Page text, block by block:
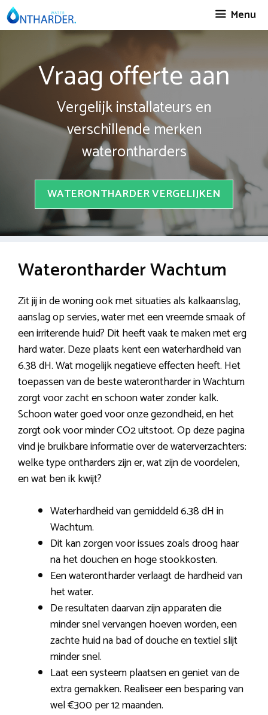
Spring
naar
Menu
Vraag offerte aan
Vergelijk installateurs en
verschillende merken
waterontharders
WATERONTHARDER VERGELIJKEN
Waterontharder Wachtum
Zit jij in de woning ook met situaties als kalkaanslag,
aanslag op servies, water met een vreemde smaak of
een irriterende huid? Dit heeft vaak te maken met erg
hard water. Deze plaats kent een waterhardheid van
6.38 dH. Wat mogelijk negatieve effecten heeft. Het
toepassen van de beste waterontharder in Wachtum
zorgt voor zacht en schoon water zonder kalk.
Schoon water goed voor onze gezondheid, en het
zorgt ook voor minder CO2 uitstoot. Op deze pagina
vind je bruikbare informatie over de waterverzachters:
welke type ontharders zijn er, wat zijn de voordelen,
en wat ben ik kwijt?
Waterhardheid van gemiddeld 6.38 dH in
Wachtum.
Dit kan zorgen voor issues zoals droog haar
na het douchen en hoge stookkosten.
Een waterontharder verlaagt de hardheid van
het water.
De resultaten daarvan zijn apparaten die
minder snel vervangen hoeven worden, een
zachte huid na bad of douche en textiel slijt
minder snel.
Laat een systeem plaatsen en geniet van de
extra gemakken. Realiseer een besparing van
wel €300 per 12 maanden.